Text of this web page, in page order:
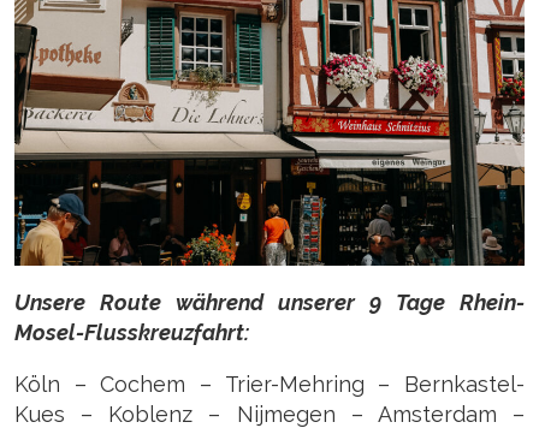
Unsere Route während unserer 9 Tage Rhein-
Mosel-Flusskreuzfahrt:
Köln – Cochem – Trier-Mehring – Bernkastel-
Kues – Koblenz – Nijmegen – Amsterdam –